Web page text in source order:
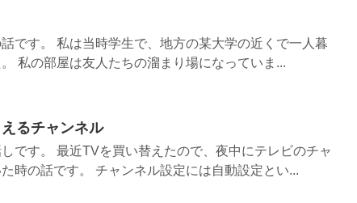
です。 私は当時学生で、地方の某大学の近くで一人暮
私の部屋は友人たちの溜まり場になっていま...
るチャンネル
です。 最近TVを買い替えたので、夜中にテレビのチャ
時の話です。 チャンネル設定には自動設定とい...